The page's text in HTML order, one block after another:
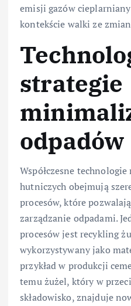
emisji gazów
kontekście walki ze
strategie
odpadów
Współczesne
hutniczych obejmują
procesów, które
zarządzanie odpadami.
procesów jest recykling
wykorzystywany jako
przykład w produkcji
temu żużel, który w
składowisko, znajduje